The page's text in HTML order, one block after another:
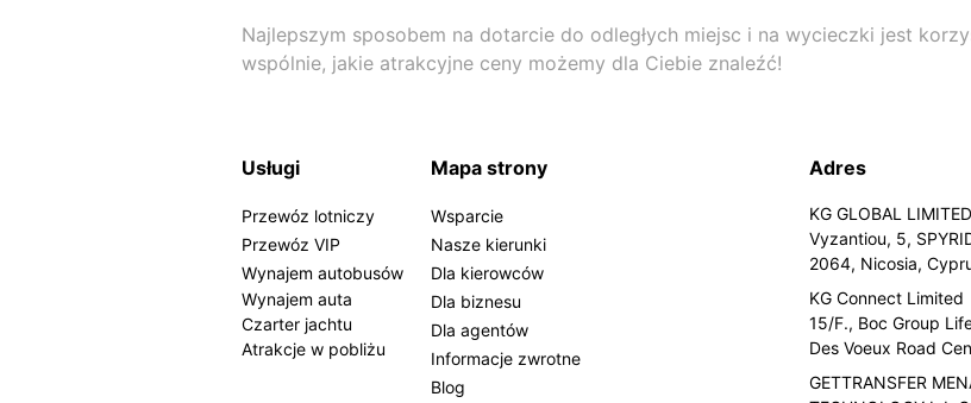
Najlepszym sposobem na dotarcie do odległych miejsc i na wycieczki jest
wspólnie, jakie atrakcyjne ceny możemy dla Ciebie znaleźć!
Usługi
Przewóz lotniczy
Przewóz VIP
Wynajem autobusów
Wynajem auta
Czarter jachtu
Atrakcje w pobliżu
Mapa strony
Wsparcie
Nasze kierunki
Dla kierowców
Dla biznesu
Dla agentów
Informacje zwrotne
Blog
Adres
KG GLOBAL LIMITED
Vyzantiou, 5,
2064, Nicosia,
KG Connect Limited
15/F., Boc Group
Des Voeux Road
GETTRANSFER